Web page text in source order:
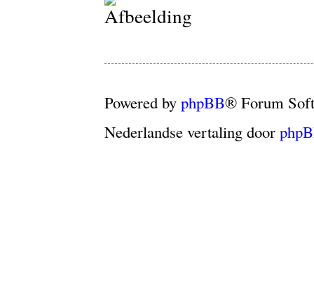
Powered byphpBB® Forum
Nederlandse vertaling door